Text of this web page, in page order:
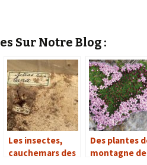
Sur Notre Blog :
Les insectes,
cauchemars des
Des plantes
montagne de